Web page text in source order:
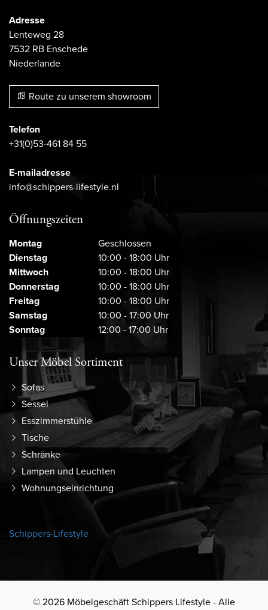
Adresse
Lenteweg 28
7532 RB Enschede
Niederlande
Route zu unserem showroom
Telefon
+31(0)53-461 84 55
E-mailadresse
info@schippers-lifestyle.nl
Öffnungszeiten
Montag
Geschlossen
Dienstag
10:00 - 18:00 Uhr
Mittwoch
10:00 - 18:00 Uhr
Donnerstag
10:00 - 18:00 Uhr
Freitag
10:00 - 18:00 Uhr
Samstag
10:00 - 17:00 Uhr
Sonntag
12:00 - 17:00 Uhr
Unser Möbel Sortiment
Sofas
Sessel
Esszimmerstühle
Tische
Schränke
Lampen und Leuchten
Wohnungseinrichtung
Schippers-Lifestyle
© 2026 Möbelgeschäft Schippers Lifestyle - Alle